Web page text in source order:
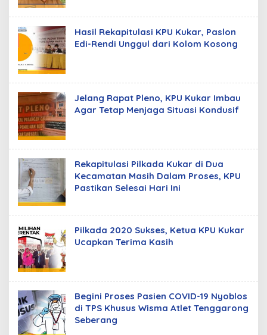
Hasil Rekapitulasi KPU Kukar, Paslon
Edi-Rendi Unggul dari Kolom Kosong
Jelang Rapat Pleno, KPU Kukar Imbau
Agar Tetap Menjaga Situasi Kondusif
Rekapitulasi Pilkada Kukar di Dua
Kecamatan Masih Dalam Proses, KPU
Pastikan Selesai Hari Ini
Pilkada 2020 Sukses, Ketua KPU Kukar
Ucapkan Terima Kasih
Begini Proses Pasien COVID-19 Nyoblos
di TPS Khusus Wisma Atlet Tenggarong
Seberang